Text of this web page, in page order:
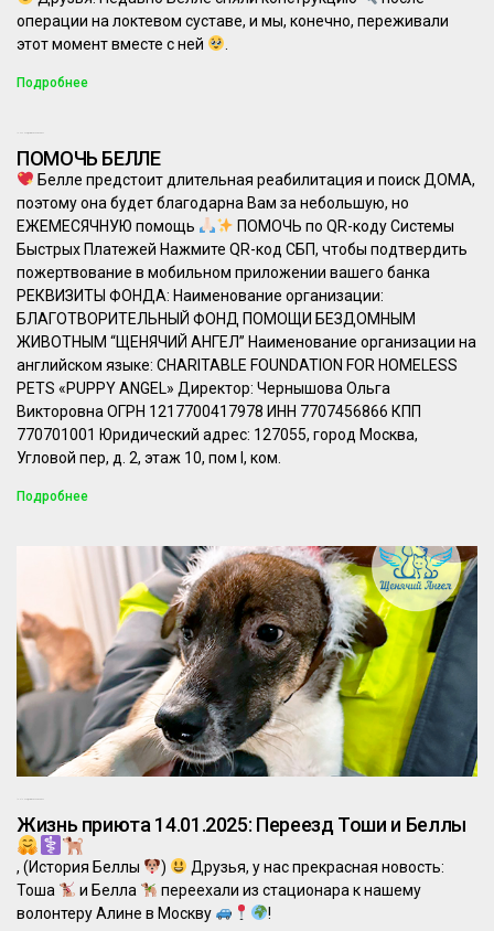
операции на локтевом суставе, и мы, конечно, переживали
этот момент вместе с ней
Подробнее
ПОМОЧЬ БЕЛЛЕ
Белле предстоит длительная реабилитация и поиск ДОМА,
поэтому она будет благодарна Вам за небольшую, но
ЕЖЕМЕСЯЧНУЮ помощь
ПОМОЧЬ по QR-коду Системы
Быстрых Платежей Нажмите QR-код СБП, чтобы подтвердить
пожертвование в мобильном приложении вашего банка
РЕКВИЗИТЫ ФОНДА: Наименование организации:
БЛАГОТВОРИТЕЛЬНЫЙ ФОНД ПОМОЩИ БЕЗДОМНЫМ
ЖИВОТНЫМ “ЩЕНЯЧИЙ АНГЕЛ” Наименование организации на
английском языке: CHARITABLE FOUNDATION FOR HOMELESS
PETS «PUPPY ANGEL» Директор: Чернышова Ольга
Викторовна ОГРН 1217700417978 ИНН 7707456866 КПП
770701001 Юридический адрес: 127055, город Москва,
Угловой пер, д. 2, этаж 10, пом I, ком.
Подробнее
Жизнь приюта 14.01.2025: Переезд Тоши и Беллы
, (История Беллы )
Друзья, у нас прекрасная новость:
Тоша
и Белла
переехали из стационара к нашему
волонтеру Алине в Москву
!